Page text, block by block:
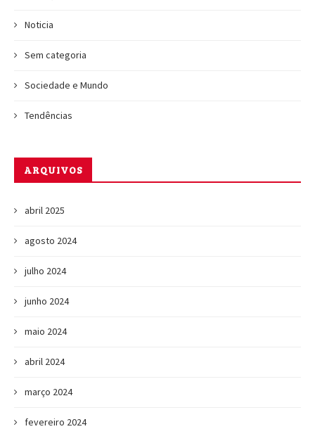
Noticia
Sem categoria
Sociedade e Mundo
Tendências
ARQUIVOS
abril 2025
agosto 2024
julho 2024
junho 2024
maio 2024
abril 2024
março 2024
fevereiro 2024